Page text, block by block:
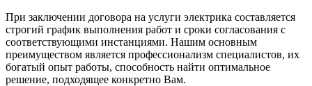
При заключении договора на услуги электрика составляется
строгий график выполнения работ и сроки согласования с
соответствующими инстанциями. Нашим основным
преимуществом является профессионализм специалистов, их
богатый опыт работы, способность найти оптимальное
решение, подходящее конкретно Вам.